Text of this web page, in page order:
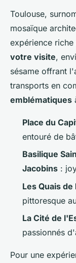
Toulouse,
mosaïque
expérience riche
votre visite,
sésame offrant
transports en
emblématiques
Place du
entouré de
Basilique
Jacobins :
Les Quais de
pittoresque
La Cité de
passionnés
Pour une